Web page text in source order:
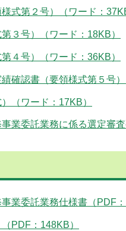
式第２号）（ワード：
３号）（ワード：18KB）
４号）（ワード：36KB）
確認書（要領様式第５号）
（ワード：17KB）
業委託業務に係る選定審
業委託業務仕様書（PDF：
PDF：148KB）